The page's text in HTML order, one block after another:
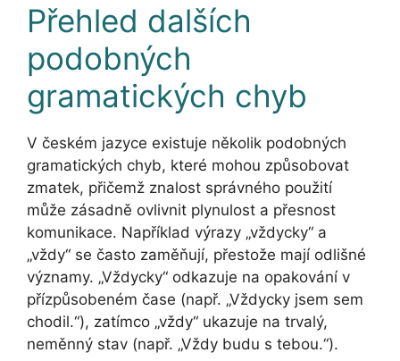
Přehled dalších
podobných
gramatických chyb
V českém jazyce existuje několik podobných
gramatických chyb, které mohou způsobovat
zmatek, přičemž znalost správného použití
může zásadně ovlivnit plynulost a přesnost
komunikace. Například výrazy „vždycky“ a
„vždy“ se často zaměňují, přestože mají odlišné
významy. „Vždycky“ odkazuje na opakování v
přízpůsobeném čase (např. „Vždycky jsem sem
chodil.“), zatímco „vždy“ ukazuje na trvalý,
neměnný stav (např. „Vždy budu s tebou.“).